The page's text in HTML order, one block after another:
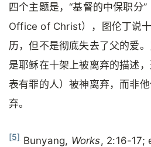
四个主题是，“基督的中保职分
Office of Christ），图伦丁说
历，但不是彻底失去了父的爱
是耶稣在十架上被离弃的描述
表有罪的人）被神离弃，而非
弃。
[5]Bunyang, Works, 2:16-17;